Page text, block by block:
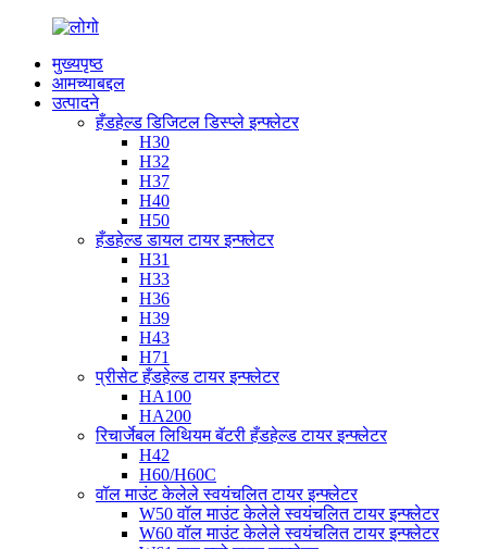
मुख्यपृष्ठ
आमच्याबद्दल
उत्पादने
हँडहेल्ड डिजिटल डिस्प्ले इन्फ्लेटर
H30
H32
H37
H40
H50
हँडहेल्ड डायल टायर इन्फ्लेटर
H31
H33
H36
H39
H43
H71
प्रीसेट हँडहेल्ड टायर इन्फ्लेटर
HA100
HA200
रिचार्जेबल लिथियम बॅटरी हँडहेल्ड टायर इन्फ्लेटर
H42
H60/H60C
वॉल माउंट केलेले स्वयंचलित टायर इन्फ्लेटर
W50 वॉल माउंट केलेले स्वयंचलित टायर इन्फ्लेटर
W60 वॉल माउंट केलेले स्वयंचलित टायर इन्फ्लेटर